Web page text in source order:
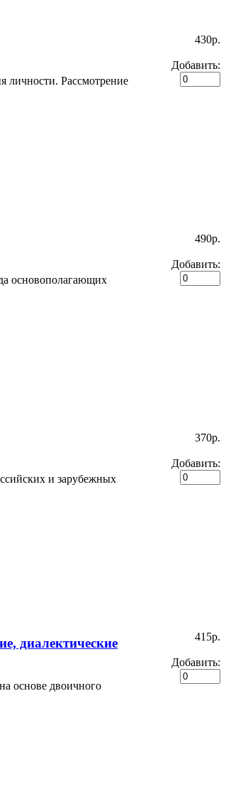
личности. Рассмотрение
430p.
Добавить:
основополагающих
490p.
Добавить:
и зарубежных
370p.
Добавить:
диалектические
основе двоичного
415p.
Добавить: